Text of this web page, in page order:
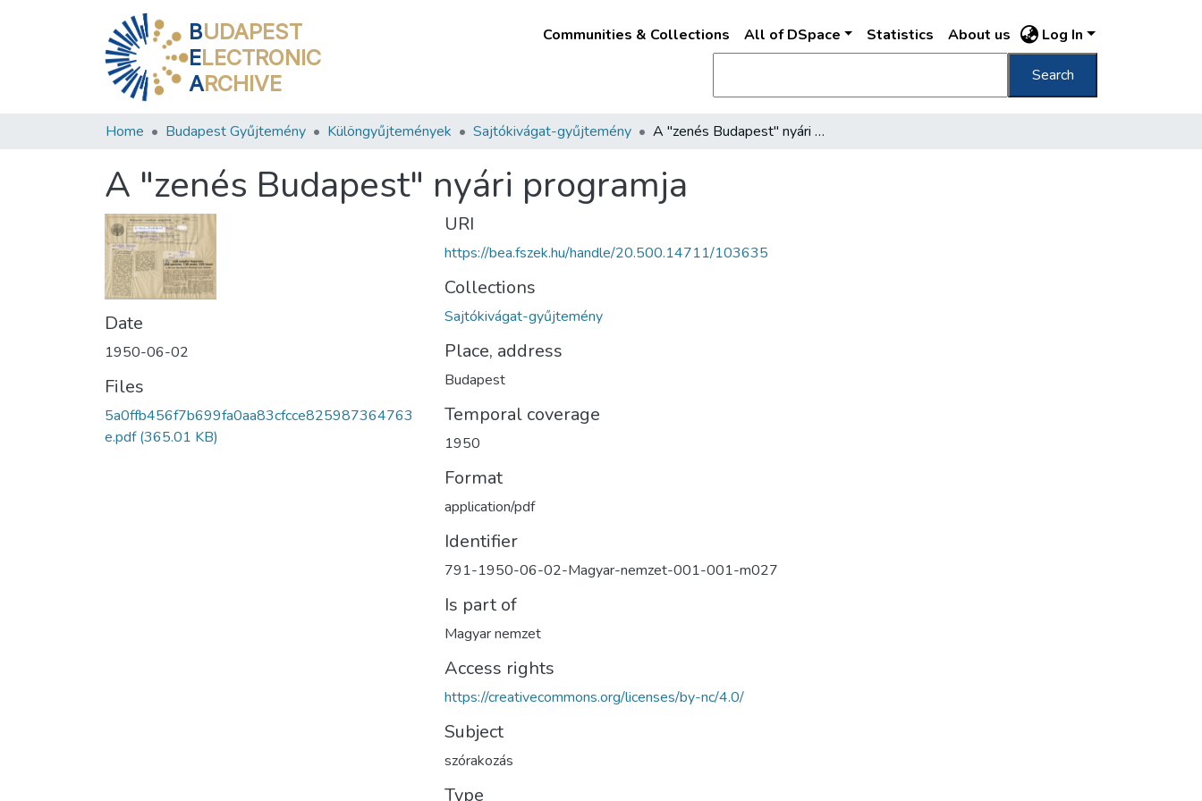
BUDAPEST
ELECTRONIC
ARCHIVE
Communities & Collections All of DSpace Statistics About us Log In
Search
Home Budapest Gyűjtemény Különgyűjtemények Sajtókivágat-gyűjtemény A "zenés Budapest" nyári programja
A "zenés Budapest" nyári programja
Date
1950-06-02
Files
5a0ffb456f7b699fa0aa83cfcce825987364763
e.pdf(365.01 KB)
URI
https://bea.fszek.hu/handle/20.500.14711/103635
Collections
Sajtókivágat-gyűjtemény
Place, address
Budapest
Temporal coverage
1950
Format
application/pdf
Identifier
791-1950-06-02-Magyar-nemzet-001-001-m027
Is part of
Magyar nemzet
Access rights
https://creativecommons.org/licenses/by-nc/4.0/
Subject
szórakozás
Type